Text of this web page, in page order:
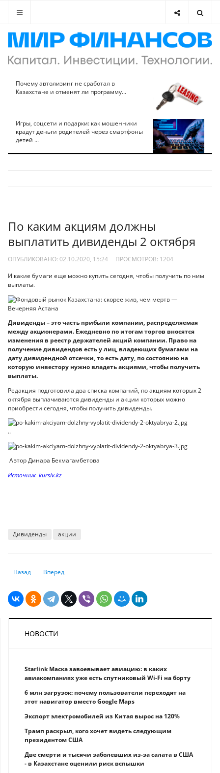
Почему автолизинг не сработал в
Казахстане и отменят ли программу...
Игры, соцсети и подарки: как мошенники
крадут деньги родителей через смартфоны
детей ...
По каким акциям должны
выплатить дивиденды 2 октября
ОПУБЛИКОВАНО: 02.10.2020, 15:24 ПРОСМОТРОВ: 1204
И какие бумаги еще можно купить сегодня, чтобы получить по ним
выплаты.
Дивиденды – это часть прибыли компании, распределяемая
между акционерами. Ежедневно по итогам торгов вносятся
изменения в реестр держателей акций компании. Право на
получение дивидендов есть у лиц, владеющих бумагами на
дату дивидендной отсечки, то есть дату, по состоянию на
которую инвестору нужно владеть акциями, чтобы получить
выплаты.
Редакция подготовила два списка компаний, по акциям которых 2
октября выплачиваются дивиденды и акции которых можно
приобрести сегодня, чтобы получить дивиденды.
..
Автор Динара Бекмагамбетова
Источник kursiv.kz
Дивиденды акции
Предыдущий: Инвесторы ожидают выздоровление Трампа для роста
Назад Следующий: Уроки пандемии: какие угрозы нависли над
Вперед
НОВОСТИ
Starlink Маска завоевывает авиацию: в каких
авиакомпаниях уже есть спутниковый Wi-Fi на борту
6 млн загрузок: почему пользователи переходят на
этот навигатор вместо Google Maps
Экспорт электромобилей из Китая вырос на 120%
Трамп раскрыл, кого хочет видеть следующим
президентом США
Две смерти и тысячи заболевших из-за салата в США
- в Казахстане оценили риск вспышки